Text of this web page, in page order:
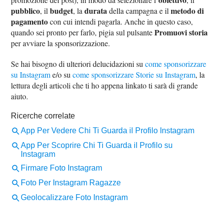
pubblico, ilbudget, laduratadella campagna e ilmetodo di
pagamentocon cui intendi pagarla. Anche in questo caso,
quando sei pronto per farlo, pigia sul pulsantePromuovi storia
per avviare la sponsorizzazione.
Se hai bisogno di ulteriori delucidazioni sucome sponsorizzare
su Instagrame/o sucome sponsorizzare Storie su Instagram, la
lettura degli articoli che ti ho appena linkato ti sarà di grande
aiuto.